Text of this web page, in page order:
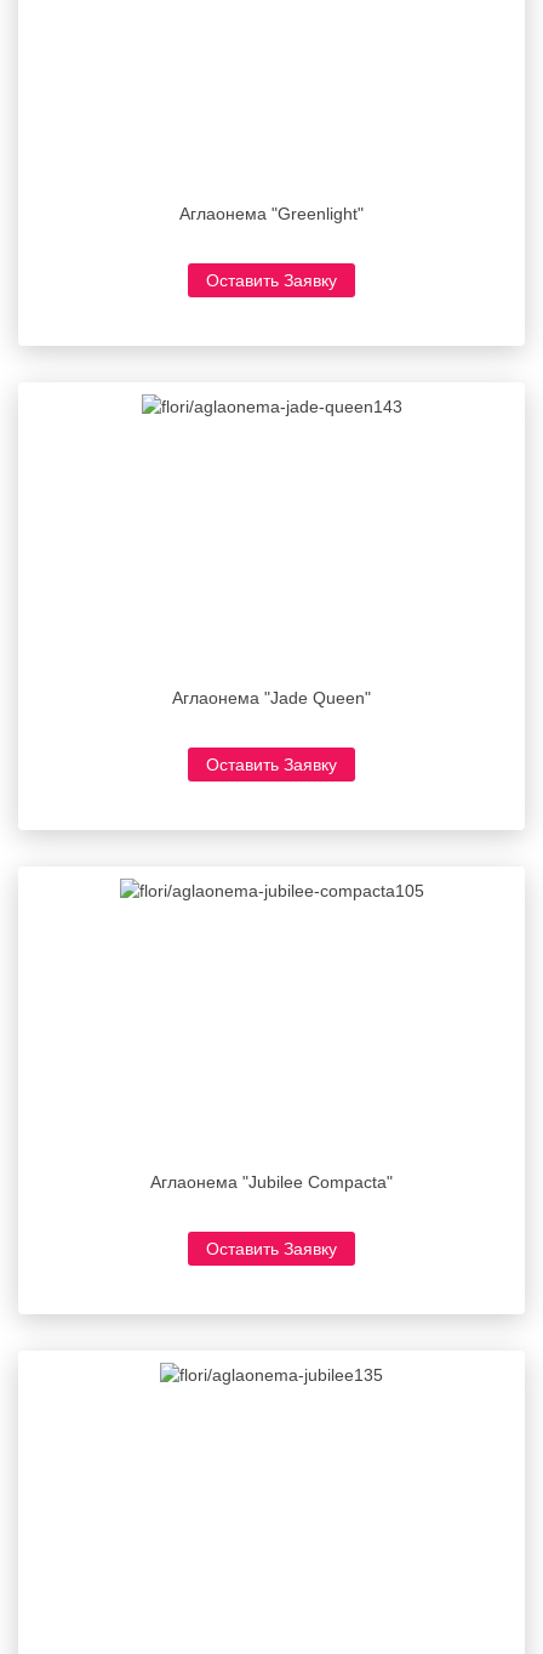
Аглаонема "Greenlight"
Оставить Заявку
Аглаонема "Jade Queen"
Оставить Заявку
Аглаонема "Jubilee Compacta"
Оставить Заявку